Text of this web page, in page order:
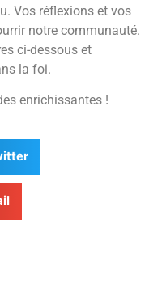
Vos réflexions et vos
notre communauté.
ci-dessous et
la foi.
enrichissantes !